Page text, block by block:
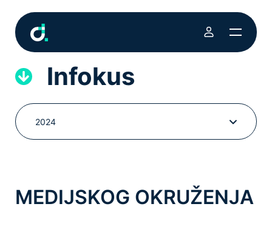
Infokus
2024
MEDIJSKOG OKRUŽENJA